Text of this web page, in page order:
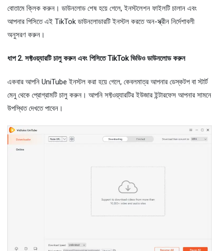
বোতামে ক্লিক করুন। ডাউনলোড শেষ হয়ে গেলে, ইনস্টলেশন ফাইলটি চালান এবং
আপনার পিসিতে এই TikTok ডাউনলোডারটি ইনস্টল করতে অন-স্ক্রীন নির্দেশাবলী
অনুসরণ করুন।
ধাপ 2. সফ্টওয়্যারটি চালু করুন এবং পিসিতে TikTok ভিডিও ডাউনলোড করুন
একবার আপনি UniTube ইনস্টল করা হয়ে গেলে, কেবলমাত্র আপনার ডেস্কটপ বা স্টার্ট
মেনু থেকে প্রোগ্রামটি চালু করুন। আপনি সফ্টওয়্যারটির ইউজার ইন্টারফেস আপনার সামনে
উপস্থিত দেখতে পাবেন।